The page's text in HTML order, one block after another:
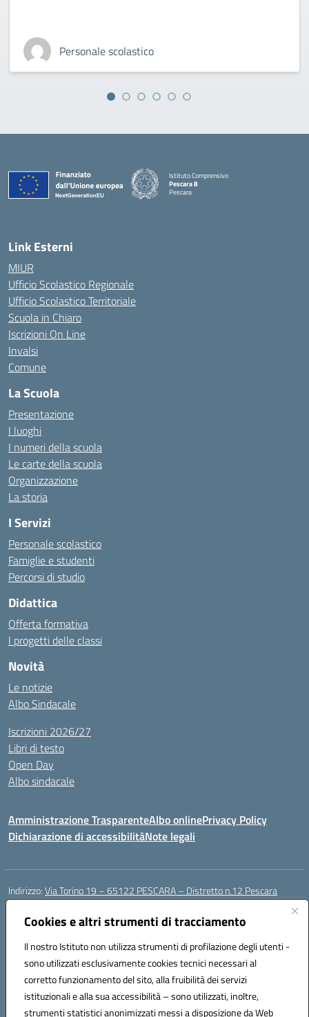
Cookies e altri strumenti di tracciamento
Il nostro Istituto non utilizza strumenti di profilazione degli utenti -
sono utilizzati esclusivamente cookies tecnici necessari al
corretto funzionamento del sito, alla fruibilità dei servizi
istituzionali e alla sua accessibilità – sono utilizzati, inoltre,
strumenti statistici anonimizzati messi a disposizione da Web
Personale scolastico
Istituto Comprensivo
Pescara 8
Pescara
Link Esterni
MIUR
Ufficio Scolastico Regionale
Ufficio Scolastico Territoriale
Scuola in Chiaro
Iscrizioni On Line
Invalsi
Comune
La Scuola
Presentazione
I luoghi
I numeri della scuola
Le carte della scuola
Organizzazione
La storia
I Servizi
Personale scolastico
Famiglie e studenti
Percorsi di studio
Didattica
Offerta formativa
I progetti delle classi
Novità
Le notizie
Albo Sindacale
Iscrizioni 2026/27
Libri di testo
Open Day
Albo sindacale
Amministrazione TrasparenteAlbo onlinePrivacy Policy
Dichiarazione di accessibilitàNote legali
Indirizzo:Via Torino 19 – 65122 PESCARA – Distretto n.12 Pescara
Centralino:
Posta elettronica certificata (PEC):peic835007@pec.istruzione.it
Codice fiscale: 91117430685
Codice meccanografico:PEIC835007
Codice Indice delle Pubbliche Amministrazioni (IPA): istsc_peic835007
Codice unico di fatturazione (CUF): UFOT6R